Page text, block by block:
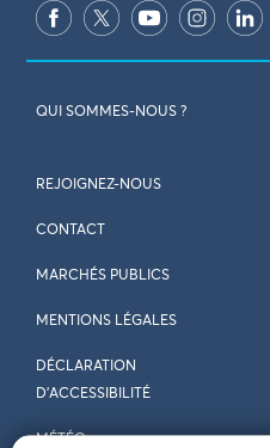
QUI SOMMES-NOUS ?
REJOIGNEZ-NOUS
CONTACT
MARCHÉS PUBLICS
MENTIONS LÉGALES
DÉCLARATION
D’ACCESSIBILITÉ
MÉTÉO